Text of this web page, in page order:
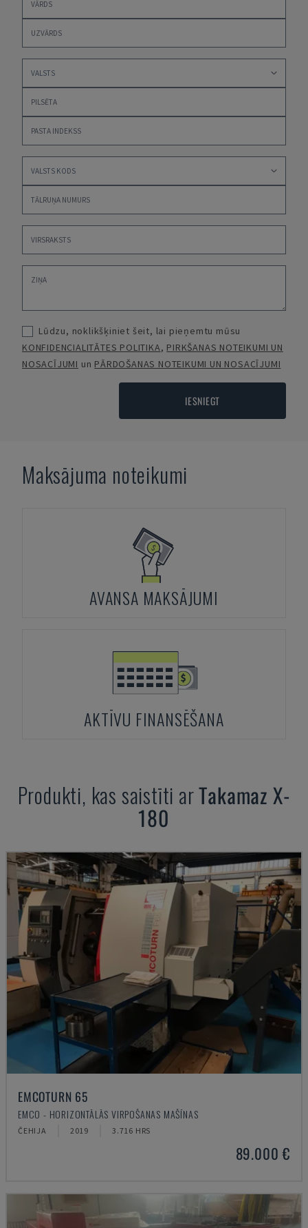
Lūdzu, noklikšķiniet šeit, lai pieņemtu mūsu
KONFIDENCIALITĀTES POLITIKA, PIRKŠANAS NOTEIKUMI UN
NOSACĪJUMI un PĀRDOŠANAS NOTEIKUMI UN NOSACĪJUMI
IESNIEGT
Maksājuma noteikumi
AVANSA MAKSĀJUMI
AKTĪVU FINANSĒŠANA
Produkti, kas saistīti arTakamaz X-
180
EMCOTURN 65
EMCO - HORIZONTĀLĀS VIRPOŠANAS MAŠĪNAS
ČEHIJA 2019 3.716 HRS
89.000 €